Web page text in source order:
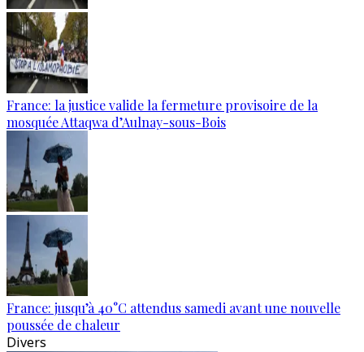
France: la justice valide la fermeture provisoire de la
mosquée Attaqwa d’Aulnay-sous-Bois
France: jusqu’à 40°C attendus samedi avant une nouvelle
poussée de chaleur
Divers